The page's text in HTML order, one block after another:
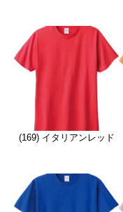
(169) イタリアンレッド